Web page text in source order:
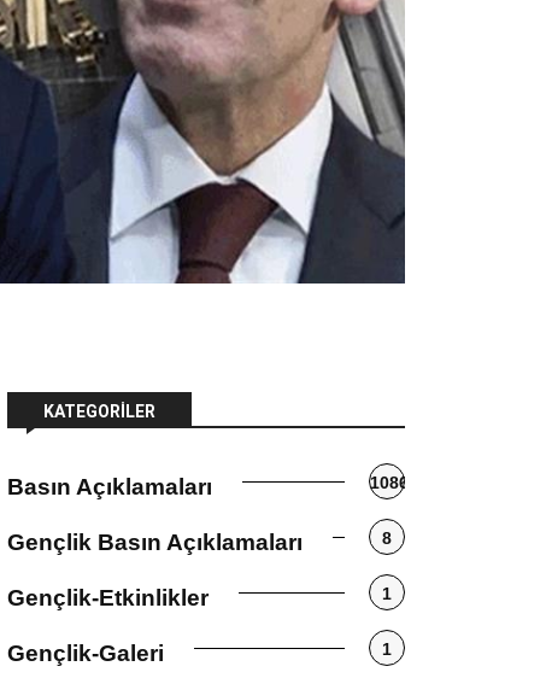
KATEGORILER
Basın Açıklamaları 1086
Gençlik Basın Açıklamaları 8
Gençlik-Etkinlikler 1
Gençlik-Galeri 1